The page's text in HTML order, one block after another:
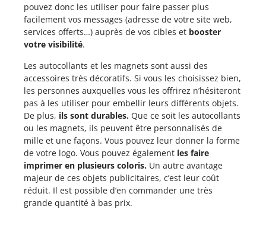
pouvez donc les utiliser pour faire passer plus
facilement vos messages (adresse de votre site web,
services offerts…) auprès de vos cibles et booster
votre visibilité.
Les autocollants et les magnets sont aussi des
accessoires très décoratifs. Si vous les choisissez bien,
les personnes auxquelles vous les offrirez n’hésiteront
pas à les utiliser pour embellir leurs différents objets.
De plus, ils sont durables. Que ce soit les autocollants
ou les magnets, ils peuvent être personnalisés de
mille et une façons. Vous pouvez leur donner la forme
de votre logo. Vous pouvez également les faire
imprimer en plusieurs coloris. Un autre avantage
majeur de ces objets publicitaires, c’est leur coût
réduit. Il est possible d’en commander une très
grande quantité à bas prix.